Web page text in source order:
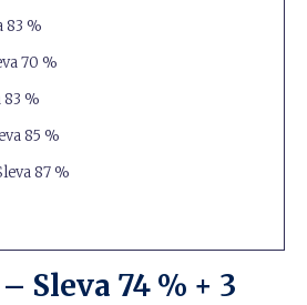
83 %
70 %
83 %
85 %
87 %
– Sleva 74 % + 3